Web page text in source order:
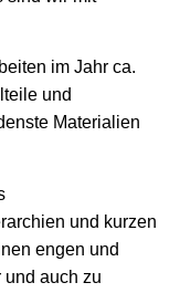
im Jahr ca.
und
Materialien
und kurzen
engen und
auch zu